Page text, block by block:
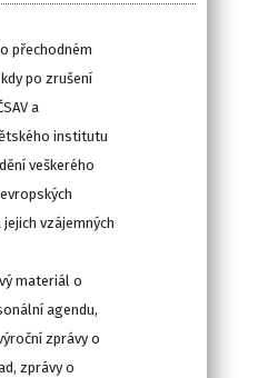
přechodném
po zrušení
a
institutu
veškerého
vzájemných
materiál o
agendu,
zprávy o
zprávy o